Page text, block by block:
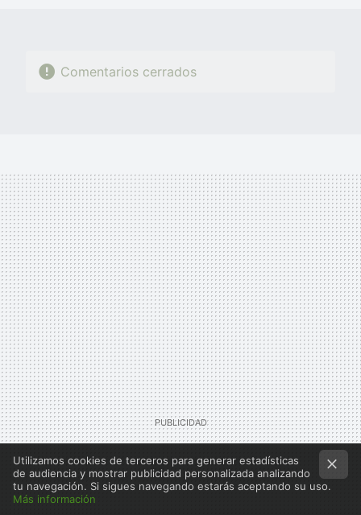
Comentarios cerrados
Utilizamos cookies de terceros para generar estadísticas
de audiencia y mostrar publicidad personalizada analizando
tu navegación. Si sigues navegando estarás aceptando su uso.
Más información